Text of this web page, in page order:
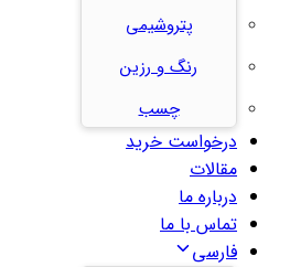
پتروشیمی
رنگ و رزین
چسب
درخواست خرید
مقالات
درباره ما
تماس با ما
فارسی